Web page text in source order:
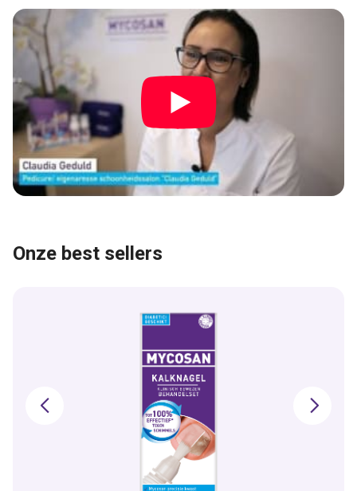
Onze best sellers